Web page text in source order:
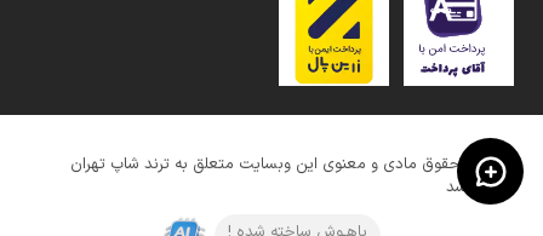
کلیه حقوق مادی و معنوی این وبسایت متعلق به ترند شاپ تهران
میباشد